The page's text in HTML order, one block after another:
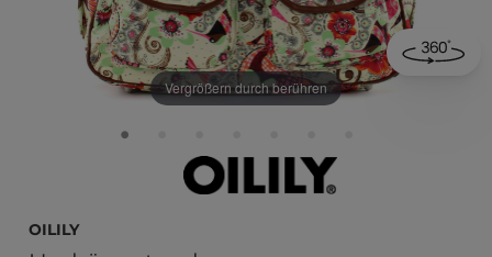
Vergrößern durch berühren
Oilily